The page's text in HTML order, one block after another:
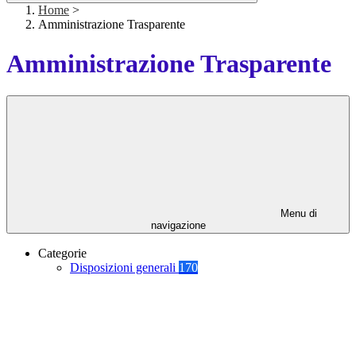
Home >
Amministrazione Trasparente
Amministrazione Trasparente
Menu di
navigazione
Categorie
Disposizioni generali 170